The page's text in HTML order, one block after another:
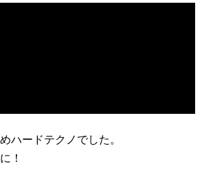
ハードテクノでした。
！